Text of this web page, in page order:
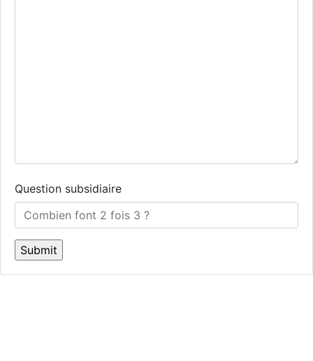
Question subsidiaire